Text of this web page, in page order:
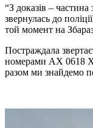
“З доказів – частина
звернулась до
той момент на
Постраждала
номерами АХ 0618
разом ми знайдемо